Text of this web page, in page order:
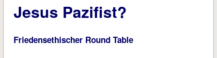
Jesus Pazifist?
Friedensethischer Round Table